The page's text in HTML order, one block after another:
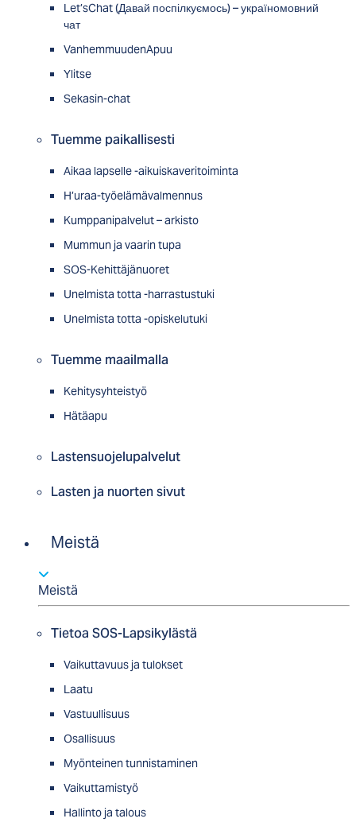
Let’sChat (Давай поспілкуємось) – україномовний
чат
VanhemmuudenApuu
Ylitse
Sekasin-chat
Tuemme paikallisesti
Aikaa lapselle -aikuiskaveritoiminta
H’uraa-työelämävalmennus
Kumppanipalvelut – arkisto
Mummun ja vaarin tupa
SOS-Kehittäjänuoret
Unelmista totta -harrastustuki
Unelmista totta -opiskelutuki
Tuemme maailmalla
Kehitysyhteistyö
Hätäapu
Lastensuojelupalvelut
Lasten ja nuorten sivut
Meistä
Meistä
Tietoa SOS-Lapsikylästä
Vaikuttavuus ja tulokset
Laatu
Vastuullisuus
Osallisuus
Myön­tei­nen tun­nis­ta­minen
Vaikuttamistyö
Hallinto ja talous